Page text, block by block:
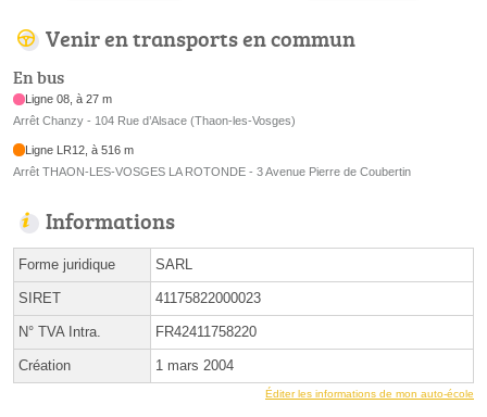
Venir en transports en commun
En bus
Ligne 08, à 27 m
Arrêt Chanzy - 104 Rue d’Alsace (Thaon-les-Vosges)
Ligne LR12, à 516 m
Arrêt THAON-LES-VOSGES LA ROTONDE - 3 Avenue Pierre de Coubertin
Informations
Forme juridique SARL
SIRET 41175822000023
N° TVA Intra. FR42411758220
Création 1 mars 2004
Éditer les informations de mon auto-école